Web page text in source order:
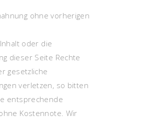
ohne vorherigen
oder die
dieser Seite Rechte
gesetzliche
verletzen, so bitten
entsprechende
Kostennote. Wir